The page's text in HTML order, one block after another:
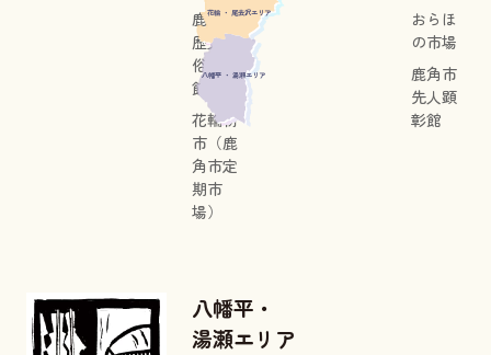
鹿角市
歴史民
俗資料
館
花輪朝
市（鹿
角市定
期市
場）
おらほ
の市場
鹿角市
先人顕
彰館
花輪 ・ 尾去沢エリア
八幡平 ・ 湯瀬エリア
八幡平・
湯瀬エリア